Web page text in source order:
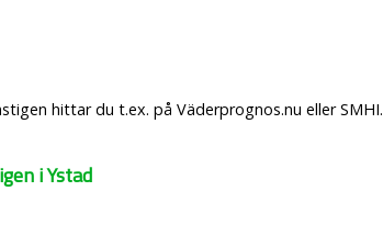
hittar du t.ex. på Väderprognos.nu eller SMHI.
i Ystad